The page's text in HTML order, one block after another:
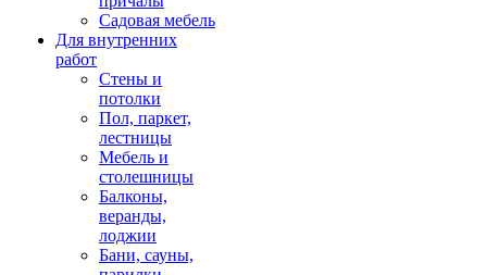
Садовая мебель
Для внутренних
работ
Стены и
потолки
Пол, паркет,
лестницы
Мебель и
столешницы
Балконы,
веранды,
лоджии
Бани, сауны,